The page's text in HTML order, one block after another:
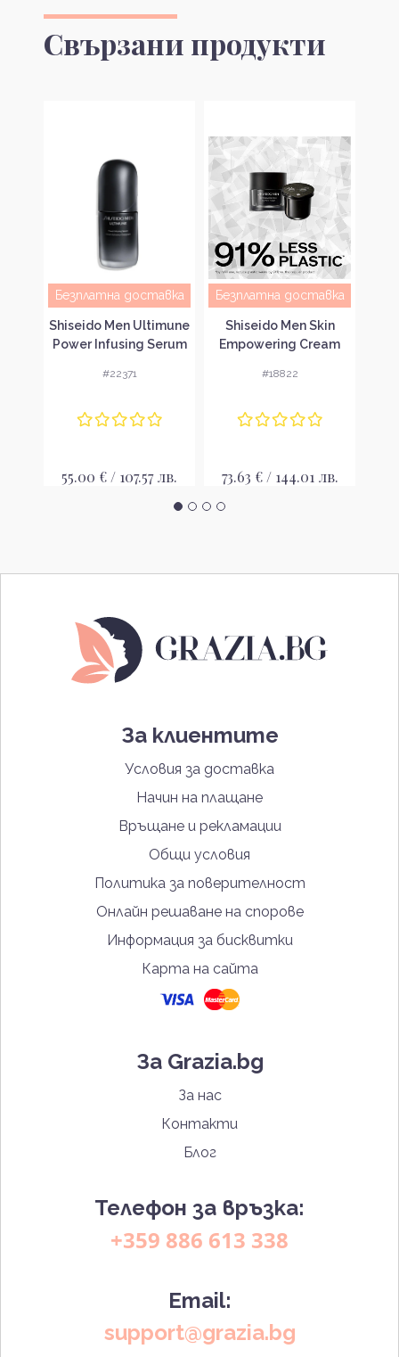
Свързани продукти
Безплатна доставка
Shiseido Men Ultimune
Power Infusing Serum
мъже
#22371
55.00 € / 107.57 лв.
Безплатна доставка
Shiseido Men Skin
Empowering Cream
крем против бръчки
#18822
73.63 € / 144.01 лв.
За клиентите
Условия за доставка
Начин на плащане
Връщане и рекламации
Общи условия
Политика за поверителност
Онлайн решаване на спорове
Информация за бисквитки
Карта на сайта
За Grazia.bg
За нас
Контакти
Блог
Телефон за връзка:
+359 886 613 338
Email:
support@grazia.bg